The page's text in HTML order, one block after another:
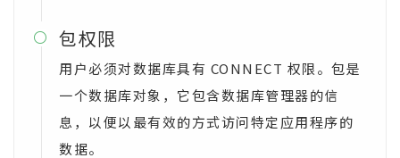
 包权限
用户必须对数据库具有 CONNECT 权限。包是
一个数据库对象，它包含数据库管理器的信
息，以便以最有效的方式访问特定应用程序的
数据。